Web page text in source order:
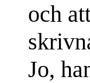
och
Jo,